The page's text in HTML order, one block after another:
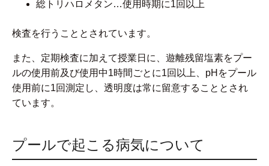
総トリハロメタン…使用時期に1回以上
検査を行うこととされています。
また、定期検査に加えて授業日に、遊離残留塩素をプー
ルの使用前及び使用中1時間ごとに1回以上、pHをプール
使用前に1回測定し、透明度は常に留意することとされ
ています。
プールで起こる病気について